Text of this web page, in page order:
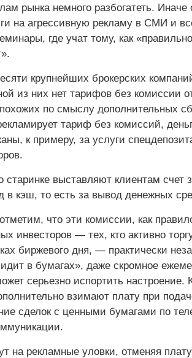
рынка немного разбогатеть.
на агрессивную рекламу в СМИ и
где учат тому, как «правильно
крупнейших брокерских
из них нет тарифов без комиссии
по смыслу дополнительных
тариф без комиссий,
к примеру, за услуги
старинке выставляют клиентам счет
в кэш, то есть за вывод денежных
что эти комиссии, как
инвесторов — тех, кто активно
биржевого дня, — практически
в бумагах», даже скромное
серьезно испортить настроение.
взимают плату при
сделок с ценными бумагами по
на рек­ламные уловки, отменяя